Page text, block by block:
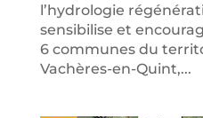
l’hydrologie
sensibilise et
6 communes du
Vachères-en-Quint,...